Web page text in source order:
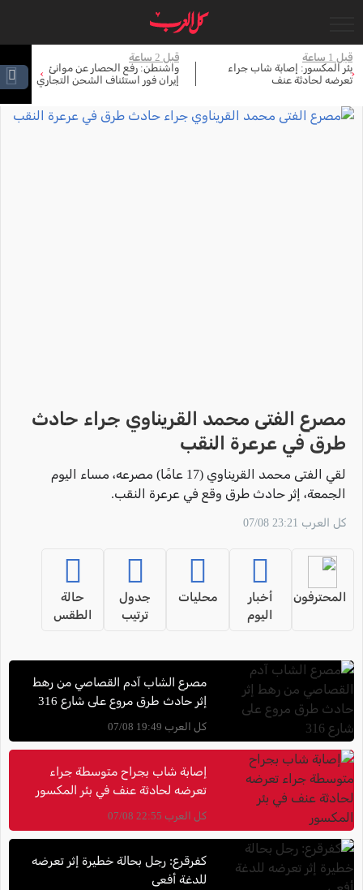
قبل 1 ساعة
بئر المكسور: إصابة شاب جراء
تعرضه لحادثة عنف
قبل 2 ساعة
واشنطن: رفع الحصار عن موانئ
إيران فور استئناف الشحن التجاري
‹
›
مصرع الفتى محمد القريناوي جراء حادث
طرق في عرعرة النقب
لقي الفتى محمد القريناوي (17 عامًا) مصرعه، مساء اليوم
الجمعة، إثر حادث طرق وقع في عرعرة النقب.
كل العرب 23:21 07/08
المحترفون
أخبار
اليوم
محليات
جدول
ترتيب
حالة
الطقس
مصرع الشاب آدم القصاصي من رهط
إثر حادث طرق مروع على شارع 316
كل العرب 19:49 07/08
إصابة شاب بجراح متوسطة جراء
تعرضه لحادثة عنف في بئر المكسور
كل العرب 22:55 07/08
كفرقرع: رجل بحالة خطيرة إثر تعرضه
للدغة أفعى